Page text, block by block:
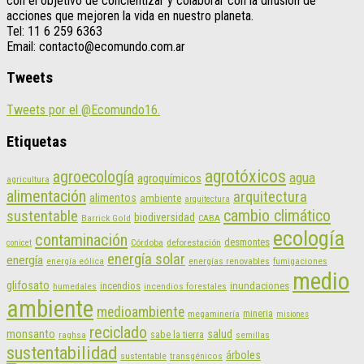
acciones que mejoren la vida en nuestro planeta.
Tel: 11 6 259 6363
Email: contacto@ecomundo.com.ar
Tweets
Tweets por el @Ecomundo16.
Etiquetas
agricultura agroecología agroquímicos agrotóxicos agua
alimentación alimentos ambiente arquitectura arquitectura
sustentable Barrick Gold biodiversidad CABA cambio climático
conicet contaminación Córdoba deforestación desmontes ecología
energía energía eólica energía solar energías renovables fumigaciones
glifosato humedales incendios incendios forestales inundaciones medio
ambiente medioambiente megaminería mineria misiones
monsanto raghsa reciclado sabe la tierra salud semillas
sustentabilidad sustentable transgénicos árboles